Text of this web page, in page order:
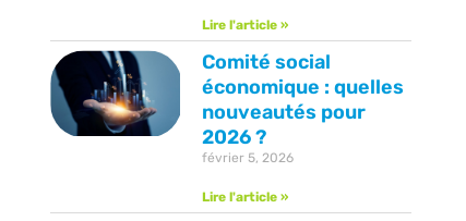
Lire l'article »
Comité social
économique : quelles
nouveautés pour
2026 ?
février 5, 2026
Lire l'article »